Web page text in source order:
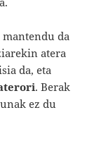
da
atera
da, eta
. Berak
ez du